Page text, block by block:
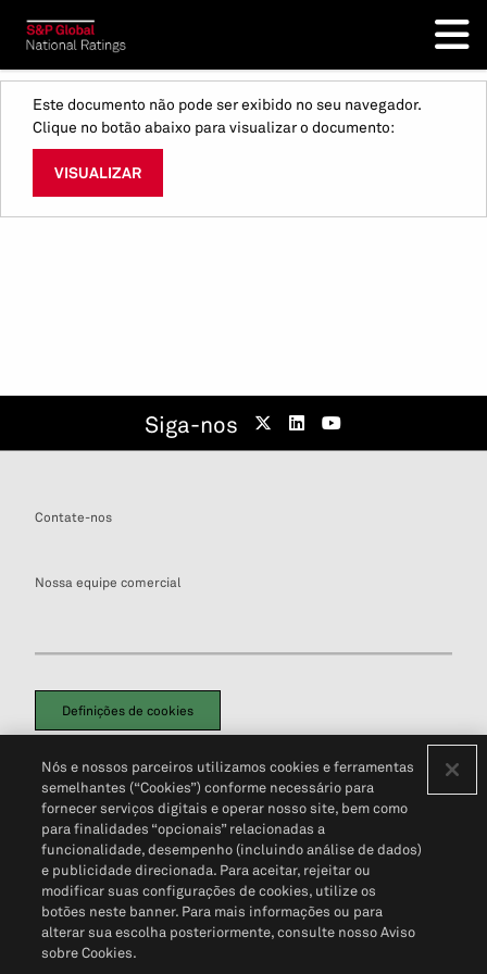
Este documento não pode ser exibido no seu navegador.
Clique no botão abaixo para visualizar o documento:
VISUALIZAR
Siga-nos
Contate-nos
Nossa equipe comercial
Definições de cookies
Política de PrivacidadePortal de privacidade do cliente (em inglês)
Não Venda Minhas Informações Pessoais© 2026 S&P Global
Nós e nossos parceiros utilizamos cookies e ferramentas
semelhantes (“Cookies”) conforme necessário para
fornecer serviços digitais e operar nosso site, bem como
para finalidades “opcionais” relacionadas a
funcionalidade, desempenho (incluindo análise de dados)
e publicidade direcionada. Para aceitar, rejeitar ou
modificar suas configurações de cookies, utilize os
botões neste banner. Para mais informações ou para
alterar sua escolha posteriormente, consulte nosso Aviso
sobre Cookies.